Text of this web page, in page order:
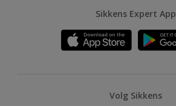
Sikkens Expert App
Volg Sikkens